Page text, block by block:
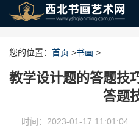
您的位置： 首页 >书画 >
教学设计题的答题技
答题
时间：2023-01-17 11:01:04